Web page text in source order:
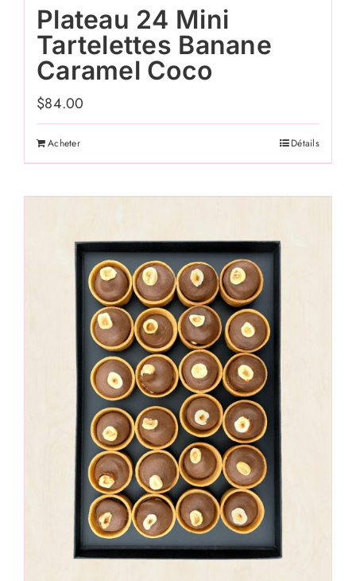
Plateau 24 Mini
Tartelettes Banane
Caramel Coco
$84.00
Acheter Détails